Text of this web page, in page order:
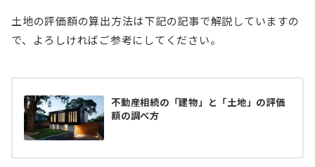
土地の評価額の算出方法は下記の記事で解説していますの
で、よろしければご参考にしてください。
不動産相続の「建物」と「土地」の評価
額の調べ方